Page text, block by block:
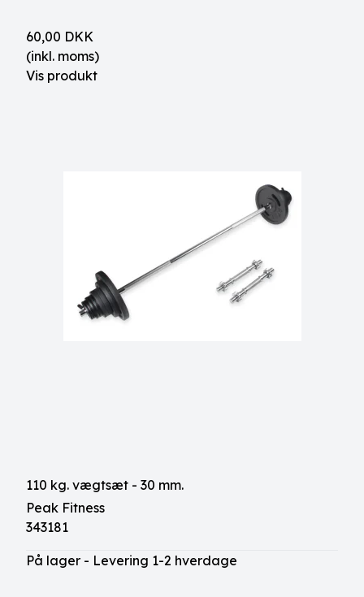
60,00 DKK
(inkl. moms)
Vis produkt
110 kg. vægtsæt - 30 mm.
Peak Fitness
343181
På lager - Levering 1-2 hverdage